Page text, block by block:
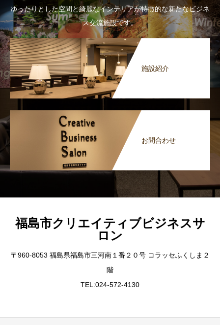
ゆったりとした空間と綺麗なインテリアが特徴的な新たなビジネ
ス交流施設です。
施設紹介
お問合わせ
福島市クリエイティブビジネスサ
ロン
〒960-8053 福島県福島市三河南１番２０号 コラッセふくしま２
階
TEL:024-572-4130